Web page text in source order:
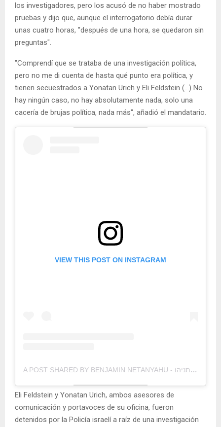
los investigadores, pero los acusó de no haber mostrado
pruebas y dijo que, aunque el interrogatorio debía durar
unas cuatro horas, "después de una hora, se quedaron sin
preguntas".
"Comprendí que se trataba de una investigación política,
pero no me di cuenta de hasta qué punto era política, y
tienen secuestrados a Yonatan Urich y Eli Feldstein (…) No
hay ningún caso, no hay absolutamente nada, solo una
cacería de brujas política, nada más", añadió el mandatario.
VIEW THIS POST ON INSTAGRAM
A POST SHARED BY BENJAMIN NETANYAHU - בנימין נתניהו (@B.NETANYAHU)
Eli Feldstein y Yonatan Urich, ambos asesores de
comunicación y portavoces de su oficina, fueron
detenidos por la Policía israelí a raíz de una investigación